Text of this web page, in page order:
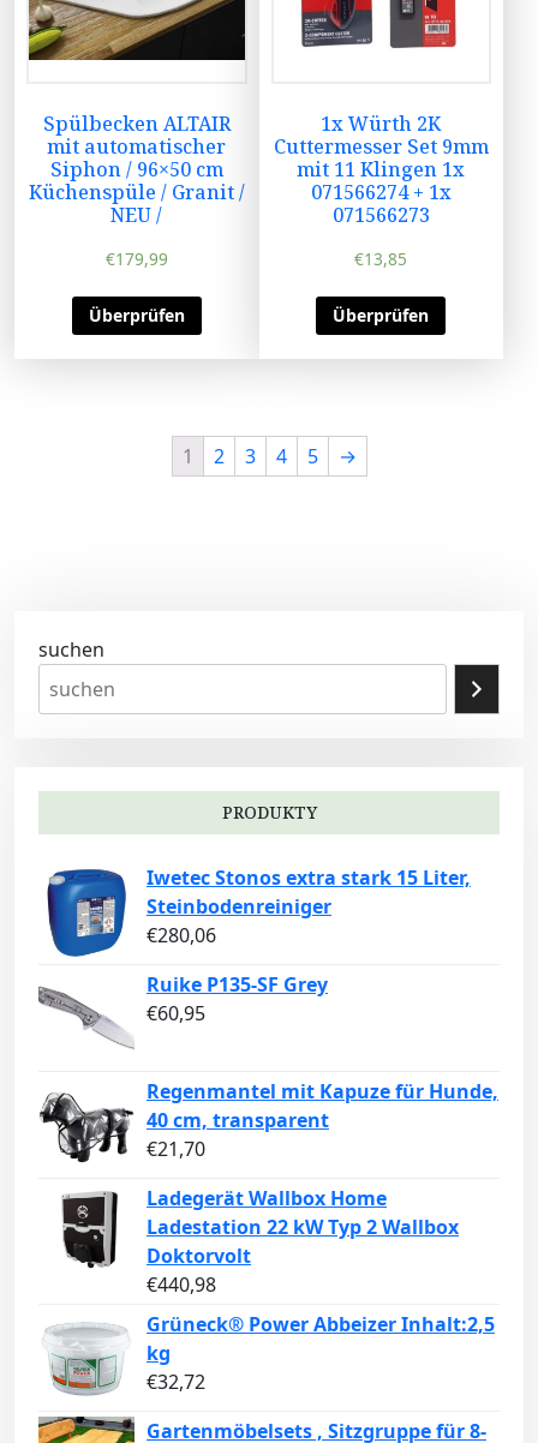
Spülbecken ALTAIR
mit automatischer
Siphon / 96×50 cm
Küchenspüle / Granit /
NEU /
€179,99
Überprüfen
1x Würth 2K
Cuttermesser Set 9mm
mit 11 Klingen 1x
071566274 + 1x
071566273
€13,85
Überprüfen
1 2 3 4 5 →
suchen
PRODUKTY
Iwetec Stonos extra stark 15 Liter,
Steinbodenreiniger
€280,06
Ruike P135-SF Grey
€60,95
Regenmantel mit Kapuze für Hunde,
40 cm, transparent
€21,70
Ladegerät Wallbox Home
Ladestation 22 kW Typ 2 Wallbox
Doktorvolt
€440,98
Grüneck® Power Abbeizer Inhalt:2,5
kg
€32,72
Gartenmöbelsets , Sitzgruppe für 8-